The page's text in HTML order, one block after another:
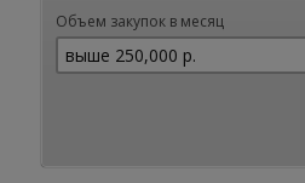
Объем закупок в месяц